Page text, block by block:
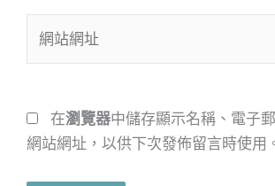
件
地
址
站
在瀏覽器中儲存顯示名稱、電子
網站網址，以供下次發佈留言時使用